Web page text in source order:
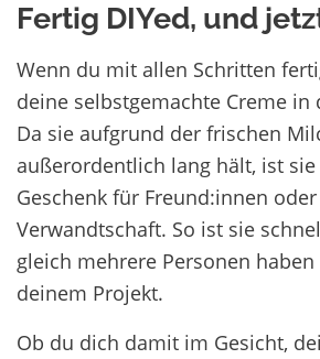
Fertig DIYed, und
Wenn du mit allen Schritten
deine selbstgemachte Creme in
Da sie aufgrund der frischen
außerordentlich lang hält, ist
Geschenk für Freund:innen
Verwandtschaft. So ist sie
gleich mehrere Personen
deinem Projekt.
Ob du dich damit im Gesicht,